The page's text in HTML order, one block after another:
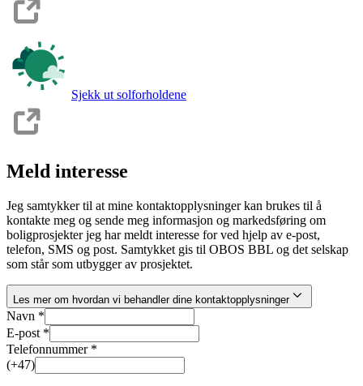
Sjekk ut solforholdene
Meld interesse
Jeg samtykker til at mine kontaktopplysninger kan brukes til å
kontakte meg og sende meg informasjon og markedsføring om
boligprosjekter jeg har meldt interesse for ved hjelp av e-post,
telefon, SMS og post. Samtykket gis til OBOS BBL og det selskap
som står som utbygger av prosjektet.
Les mer om hvordan vi behandler dine kontaktopplysninger
Navn *
E-post *
Telefonnummer *
(+47)